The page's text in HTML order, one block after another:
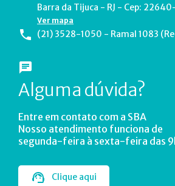
Barra da Tijuca - RJ - Cep:
Ver mapa
(21) 3528-1050 - Ramal 1083
Alguma dúvida?
Entre em contato com a SBA
Nosso atendimento funciona de
segunda-feira à sexta-feira das
Clique aqui